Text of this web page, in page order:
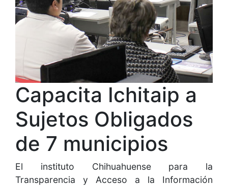
Capacita Ichitaip a
Sujetos Obligados
de 7 municipios
El instituto Chihuahuense para la
Transparencia y Acceso a la Información